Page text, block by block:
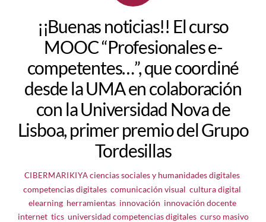
¡¡Buenas noticias!! El curso
MOOC “Profesionales e-
competentes…”, que coordiné
desde la UMA en colaboración
con la Universidad Nova de
Lisboa, primer premio del Grupo
Tordesillas
CIBERMARIKIYA ciencias sociales y humanidades digitales
competencias digitales comunicación visual cultura digital
elearning, herramientas, innovación innovación docente,
internet, tics, universidad competencias digitales, curso masivo